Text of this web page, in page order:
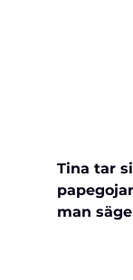
Tina tar
man